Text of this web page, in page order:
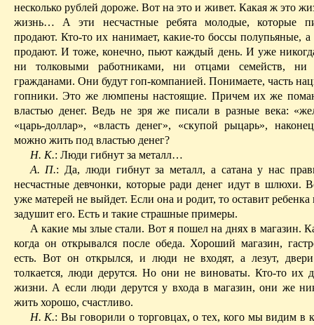
несколько рублей дороже. Вот на это и живет. Какая ж это
жизнь… А эти несчастные ребята молодые, которые
продают. Кто-то их нанимает, какие-то боссы полупьяные,
продают. И тоже, конечно, пьют каждый день. И уже
ни толковыми работниками, ни отцами семейств, ни
гражданами. Они будут гоп-компанией. Понимаете, часть
гопники. Это же люмпены настоящие. Причем их же
властью денег. Ведь не зря же писали в разные века:
«царь-доллар», «власть денег», «скупой рыцарь»,
можно жить под властью денег?
Н. К.: Люди гибнут за металл…
А. П.: Да, люди гибнут за металл, а сатана у нас
несчастные девчонки, которые ради денег идут в шлюхи.
уже матерей не выйдет. Если она и родит, то оставит
задушит его. Есть и такие страшные примеры.
А какие мы злые стали. Вот я пошел на днях в магазин.
когда он открывался после обеда. Хороший магазин,
есть. Вот он открылся, и люди не входят, а лезут,
толкается, люди дерутся. Но они не виноваты. Кто-то их
жизни. А если люди дерутся у входа в магазин, они же
жить хорошо, счастливо.
Н. К.: Вы говорили о торговцах, о тех, кого мы видим в